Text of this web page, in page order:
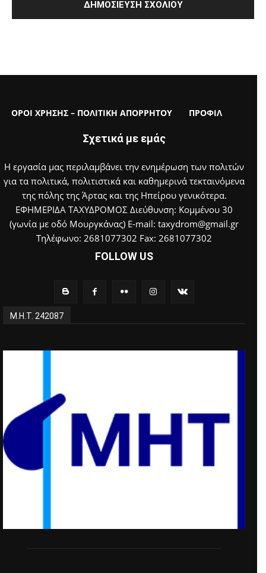
ΟΡΟΙ ΧΡΗΣΗΣ – ΠΟΛΙΤΙΚΗ ΑΠΟΡΡΗΤΟΥ ΠΡΟΦΙΛ
Σχετικά με εμάς
Η εργασία μας περιλαμβάνει την ενημέρωση των πολιτών
για τα πολιτικά, πολιτιστικά και καθημερινά τεκταινόμενα
της πόλης της Άρτας και της Ηπείρου γενικότερα.
ΕΦΗΜΕΡΙΔΑ ΤΑΧΥΔΡΟΜΟΣ Διεύθυνση: Κομμένου 30
(γωνία με οδό Μουργκάνας) E-mail: taxydrom@gmail.gr
Τηλέφωνο: 2681077302 Fax: 2681077302
FOLLOW US
Μ.Η.Τ. 242087